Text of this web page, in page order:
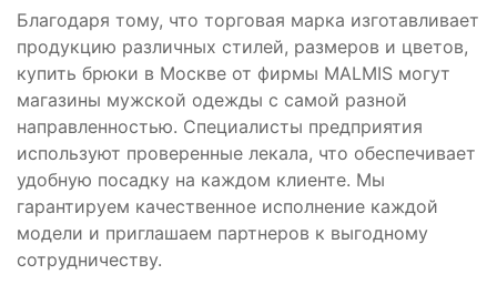
Благодаря тому, что торговая марка изготавливает
продукцию различных стилей, размеров и цветов,
купить брюки в Москве от фирмы MALMIS могут
магазины мужской одежды с самой разной
направленностью. Специалисты предприятия
используют проверенные лекала, что обеспечивает
удобную посадку на каждом клиенте. Мы
гарантируем качественное исполнение каждой
модели и приглашаем партнеров к выгодному
сотрудничеству.